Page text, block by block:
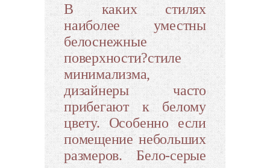
В каких стилях
наиболее уместны
белоснежные
поверхности?стиле
минимализма,
дизайнеры часто
прибегают к белому
цвету. Особенно если
помещение небольших
размеров. Бело-серые